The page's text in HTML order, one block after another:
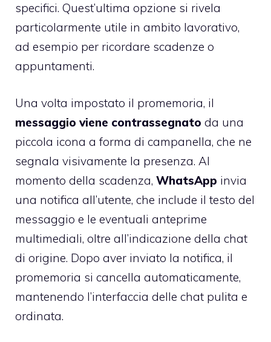
specifici. Quest’ultima opzione si rivela
particolarmente utile in ambito lavorativo,
ad esempio per ricordare scadenze o
appuntamenti.
Una volta impostato il promemoria, il
messaggio viene contrassegnato da una
piccola icona a forma di campanella, che ne
segnala visivamente la presenza. Al
momento della scadenza, WhatsApp invia
una notifica all’utente, che include il testo del
messaggio e le eventuali anteprime
multimediali, oltre all’indicazione della chat
di origine. Dopo aver inviato la notifica, il
promemoria si cancella automaticamente,
mantenendo l’interfaccia delle chat pulita e
ordinata.